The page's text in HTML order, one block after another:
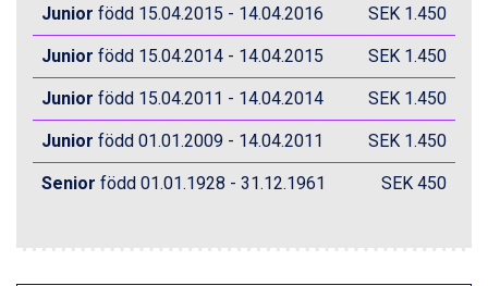
Canazei från 7.195 kr.
Livigno från 5.595 kr.
Ponte di Legno från 7.395 kr.
Sauze dOulx från 6.145 kr.
Alleghe från 8.545 kr.
Bad Gastein från 6.295 kr.
Arabba från 11.045 kr.
La Thuile från 7.045 kr.
Junior född 15.04.2015 - 14.04.2016 SEK 1.450
Junior född 15.04.2014 - 14.04.2015 SEK 1.450
Junior född 15.04.2011 - 14.04.2014 SEK 1.450
Junior född 01.01.2009 - 14.04.2011 SEK 1.450
Senior född 01.01.1928 - 31.12.1961 SEK 450